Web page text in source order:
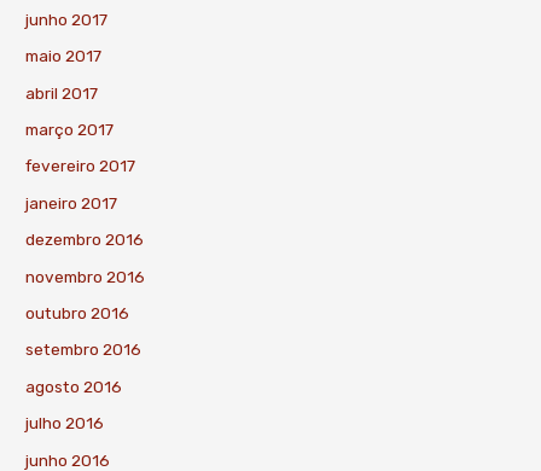
junho 2017
maio 2017
abril 2017
março 2017
fevereiro 2017
janeiro 2017
dezembro 2016
novembro 2016
outubro 2016
setembro 2016
agosto 2016
julho 2016
junho 2016